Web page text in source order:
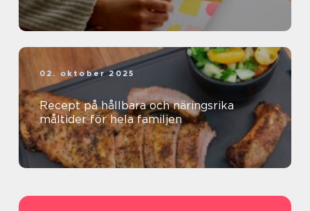
02. oktober 2025
Recept på hållbara och näringsrika
måltider för hela familjen